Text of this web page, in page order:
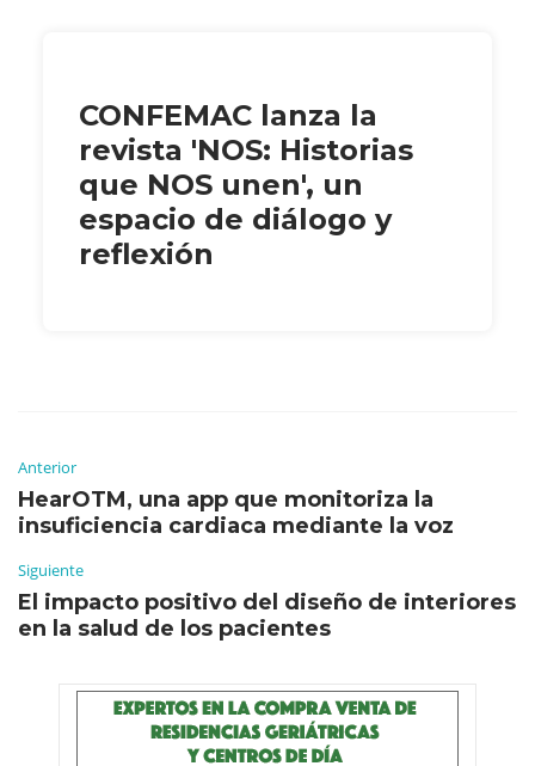
CONFEMAC lanza la
revista 'NOS: Historias
que NOS unen', un
espacio de diálogo y
reflexión
Anterior
HearOTM, una app que monitoriza la
insuficiencia cardiaca mediante la voz
Siguiente
El impacto positivo del diseño de interiores
en la salud de los pacientes